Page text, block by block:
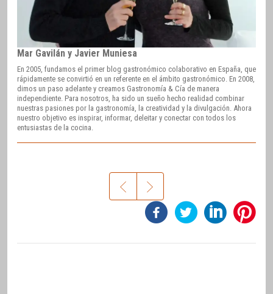
Mar Gavilán y Javier Muniesa
En 2005, fundamos el primer blog gastronómico colaborativo en España, que
rápidamente se convirtió en un referente en el ámbito gastronómico. En 2008,
dimos un paso adelante y creamos Gastronomía & Cía de manera
independiente. Para nosotros, ha sido un sueño hecho realidad combinar
nuestras pasiones por la gastronomía, la creatividad y la divulgación. Ahora
nuestro objetivo es inspirar, informar, deleitar y conectar con todos los
entusiastas de la cocina.